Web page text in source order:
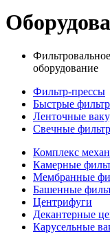
Фильтровальное
оборудование
Фильтр-прессы
Быстрые
Ленточные
Свечные
Комплекс
Камерные
Мембранные
Башенные
Центрифуги
Декантерные
Карусельные